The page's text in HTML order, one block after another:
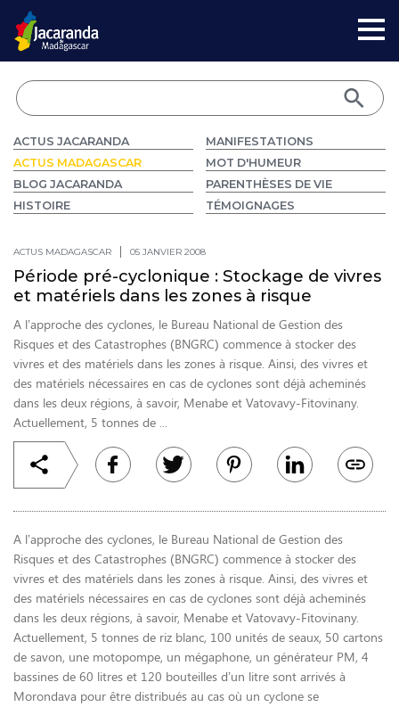
ACTUS JACARANDA
ACTUS MADAGASCAR
BLOG JACARANDA
HISTOIRE
MANIFESTATIONS
MOT D'HUMEUR
PARENTHÈSES DE VIE
TÉMOIGNAGES
ACTUS MADAGASCAR 05 JANVIER 2008
Période pré-cyclonique : Stockage de vivres
et matériels dans les zones à risque
A l’approche des cyclones, le Bureau National de Gestion des
Risques et des Catastrophes (BNGRC) commence à stocker des
vivres et des matériels dans les zones à risque. Ainsi, des vivres et
des matériels nécessaires en cas de cyclones sont déjà acheminés
dans les deux régions, à savoir, Menabe et Vatovavy-Fitovinany.
Actuellement, 5 tonnes de ...
A l’approche des cyclones, le Bureau National de Gestion des
Risques et des Catastrophes (BNGRC) commence à stocker des
vivres et des matériels dans les zones à risque. Ainsi, des vivres et
des matériels nécessaires en cas de cyclones sont déjà acheminés
dans les deux régions, à savoir, Menabe et Vatovavy-Fitovinany.
Actuellement, 5 tonnes de riz blanc, 100 unités de seaux, 50 cartons
de savon, une motopompe, un mégaphone, un générateur PM, 4
bassines de 60 litres et 120 bouteilles d’un litre sont arrivés à
Morondava pour être distribués au cas où un cyclone se